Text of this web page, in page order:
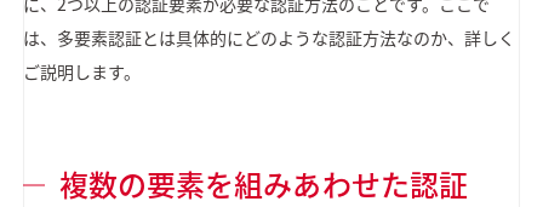
は、多要素認証とは具体的にどのような認証方法なのか、詳しく
ご説明します。
複数の要素を組みあわせた認証